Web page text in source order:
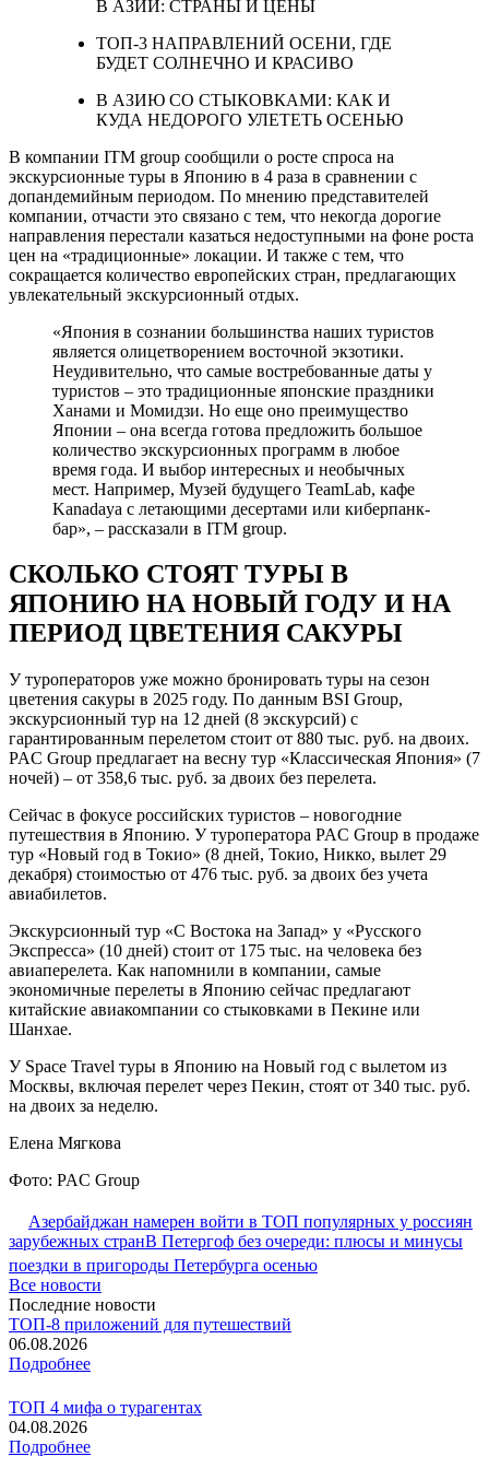
В АЗИИ: СТРАНЫ И ЦЕНЫ
ТОП-3 НАПРАВЛЕНИЙ ОСЕНИ, ГДЕ
БУДЕТ СОЛНЕЧНО И КРАСИВО
В АЗИЮ СО СТЫКОВКАМИ: КАК И
КУДА НЕДОРОГО УЛЕТЕТЬ ОСЕНЬЮ
В компании ITM group сообщили о росте спроса на
экскурсионные туры в Японию в 4 раза в сравнении с
допандемийным периодом. По мнению представителей
компании, отчасти это связано с тем, что некогда дорогие
направления перестали казаться недоступными на фоне роста
цен на «традиционные» локации. И также с тем, что
сокращается количество европейских стран, предлагающих
увлекательный экскурсионный отдых.
«Япония в сознании большинства наших туристов
является олицетворением восточной экзотики.
Неудивительно, что самые востребованные даты у
туристов – это традиционные японские праздники
Ханами и Момидзи. Но еще оно преимущество
Японии – она всегда готова предложить большое
количество экскурсионных программ в любое
время года. И выбор интересных и необычных
мест. Например, Музей будущего TeamLab, кафе
Kanadaya с летающими десертами или киберпанк-
бар», – рассказали в ITM group.
СКОЛЬКО СТОЯТ ТУРЫ В
ЯПОНИЮ НА НОВЫЙ ГОДУ И НА
ПЕРИОД ЦВЕТЕНИЯ САКУРЫ
У туроператоров уже можно бронировать туры на сезон
цветения сакуры в 2025 году. По данным BSI Group,
экскурсионный тур на 12 дней (8 экскурсий) с
гарантированным перелетом стоит от 880 тыс. руб. на двоих.
PAC Group предлагает на весну тур «Классическая Япония» (7
ночей) – от 358,6 тыс. руб. за двоих без перелета.
Сейчас в фокусе российских туристов – новогодние
путешествия в Японию. У туроператора PAC Group в продаже
тур «Новый год в Токио» (8 дней, Токио, Никко, вылет 29
декабря) стоимостью от 476 тыс. руб. за двоих без учета
авиабилетов.
Экскурсионный тур «С Востока на Запад» у «Русского
Экспресса» (10 дней) стоит от 175 тыс. на человека без
авиаперелета. Как напомнили в компании, самые
экономичные перелеты в Японию сейчас предлагают
китайские авиакомпании со стыковками в Пекине или
Шанхае.
У Space Travel туры в Японию на Новый год с вылетом из
Москвы, включая перелет через Пекин, стоят от 340 тыс. руб.
на двоих за неделю.
Елена Мягкова
Фото: PAC Group
Азербайджан намерен войти в ТОП популярных у россиян
зарубежных странВ Петергоф без очереди: плюсы и минусы
поездки в пригороды Петербурга осенью
Все новости
Последние новости
ТОП-8 приложений для путешествий
06.08.2026
Подробнее
ТОП 4 мифа о турагентах
04.08.2026
Подробнее